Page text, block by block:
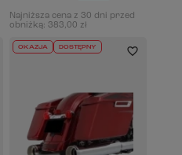
Najniższa cena z 30 dni przed
obniżką: 383,00 zł
OKAZJA DOSTĘPNY